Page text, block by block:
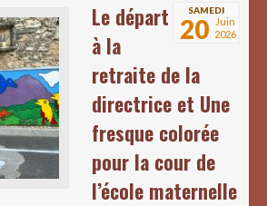
SAMEDI
20
Juin
2026
Le départ
à la
retraite de la
directrice et Une
fresque colorée
pour la cour de
l’école maternelle